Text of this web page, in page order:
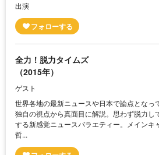
出演
全力！脱力タイムズ
（2015年）
ゲスト
世界各地の最新ニュースや日本で論点となっ
独自の視点から真面目に解説。思わず脱力し
する新感覚ニュースバラエティー。メインキ
哲...